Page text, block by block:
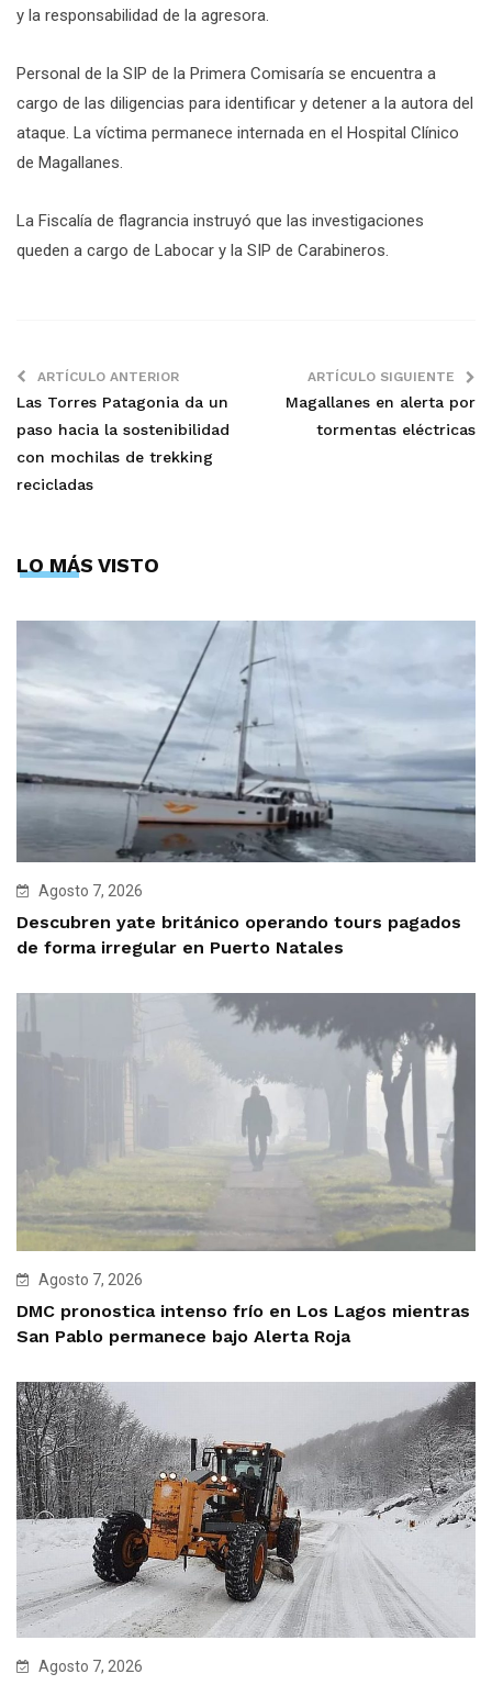
y la responsabilidad de la agresora.
Personal de la SIP de la Primera Comisaría se encuentra a
cargo de las diligencias para identificar y detener a la autora del
ataque. La víctima permanece internada en el Hospital Clínico
de Magallanes.
La Fiscalía de flagrancia instruyó que las investigaciones
queden a cargo de Labocar y la SIP de Carabineros.
ARTÍCULO ANTERIOR
Las Torres Patagonia da un
paso hacia la sostenibilidad
con mochilas de trekking
recicladas
ARTÍCULO SIGUIENTE
Magallanes en alerta por
tormentas eléctricas
LO MÁS VISTO
Agosto 7, 2026
Descubren yate británico operando tours pagados
de forma irregular en Puerto Natales
Agosto 7, 2026
DMC pronostica intenso frío en Los Lagos mientras
San Pablo permanece bajo Alerta Roja
Agosto 7, 2026